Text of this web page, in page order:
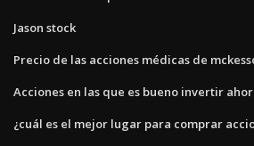
Jason stock
Precio de las acciones médicas de
Acciones en las que es bueno invertir
¿cuál es el mejor lugar para comprar